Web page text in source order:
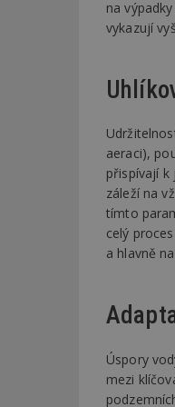
na
vykazují
aeraci),
přispívají k
záleží na
tímto
celý
a hlavně
Úspory
mezi